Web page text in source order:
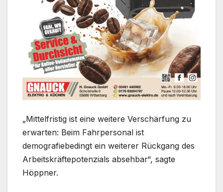
„Mittelfristig ist eine weitere Verschärfung zu
erwarten: Beim Fahrpersonal ist
demografiebedingt ein weiterer Rückgang des
Arbeitskräftepotenzials absehbar“, sagte
Höppner.